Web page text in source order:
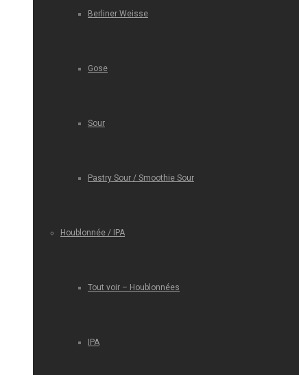
Berliner Weisse
Gose
Sour
Pastry Sour / Smoothie Sour
Houblonnée / IPA
Tout voir – Houblonnées
IPA